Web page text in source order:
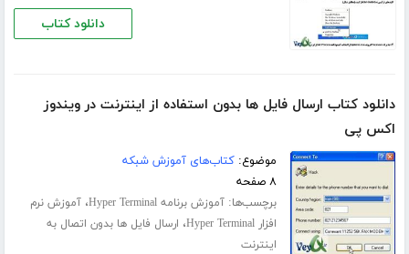
دانلود کتاب
دانلود کتاب ارسال فایل ها بدون استفاده از اینترنت در ویندوز
اکس پی
موضوع:کتاب‌های آموزش شبکه
۸ صفحه
برچسب‌ها:آموزش برنامه Hyper Terminal ،آموزش نرم
افزار Hyper Terminal
، ارسال فایل ها بدون اتصال به
اینترنت